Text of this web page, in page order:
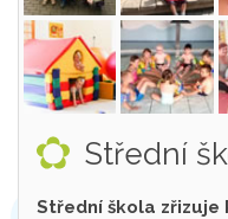
Střední
Střední škola